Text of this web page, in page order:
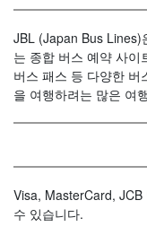
JBL (Japan Bus Lines)
는 종합 버스 예약 사이
버스 패스 등 다양한 버
을 여행하려는 많은 여
Visa, MasterCard,
수 있습니다.